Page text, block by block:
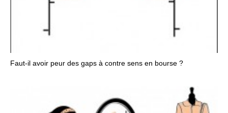
Faut-il avoir peur des gaps à contre sens en bourse ?